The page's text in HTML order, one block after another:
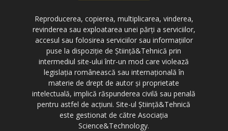
Reproducerea, copierea, multiplicarea, vinderea,
revinderea sau exploatarea unei părți a serviciilor,
accesul sau folosirea serviciilor sau informațiilor
puse la dispoziție de Știință&Tehnică prin
intermediul site-ului într-un mod care violează
legislația românească sau internațională în
materie de drept de autor și proprietate
intelectuală, implică răspunderea civilă sau penală
pentru astfel de acțiuni. Site-ul Știință&Tehnică
este gestionat de către Asociația
Science&Technology.